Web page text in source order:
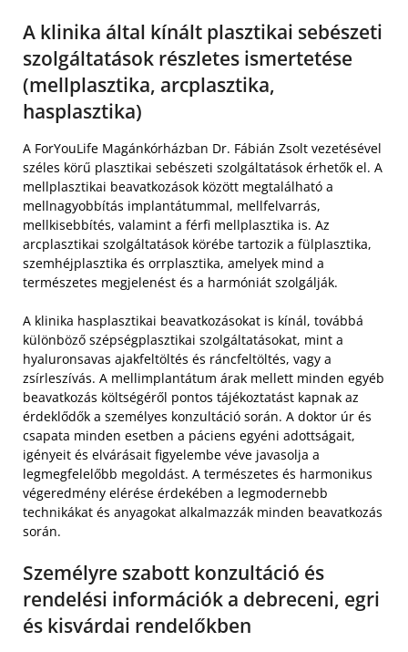
A klinika által kínált plasztikai sebészeti
szolgáltatások részletes ismertetése
(mellplasztika, arcplasztika,
hasplasztika)
A ForYouLife Magánkórházban Dr. Fábián Zsolt vezetésével
széles körű plasztikai sebészeti szolgáltatások érhetők el. A
mellplasztikai beavatkozások között megtalálható a
mellnagyobbítás implantátummal, mellfelvarrás,
mellkisebbítés, valamint a férfi mellplasztika is. Az
arcplasztikai szolgáltatások körébe tartozik a fülplasztika,
szemhéjplasztika és orrplasztika, amelyek mind a
természetes megjelenést és a harmóniát szolgálják.
A klinika hasplasztikai beavatkozásokat is kínál, továbbá
különböző szépségplasztikai szolgáltatásokat, mint a
hyaluronsavas ajakfeltöltés és ráncfeltöltés, vagy a
zsírleszívás. A mellimplantátum árak mellett minden egyéb
beavatkozás költségéről pontos tájékoztatást kapnak az
érdeklődők a személyes konzultáció során. A doktor úr és
csapata minden esetben a páciens egyéni adottságait,
igényeit és elvárásait figyelembe véve javasolja a
legmegfelelőbb megoldást. A természetes és harmonikus
végeredmény elérése érdekében a legmodernebb
technikákat és anyagokat alkalmazzák minden beavatkozás
során.
Személyre szabott konzultáció és
rendelési információk a debreceni, egri
és kisvárdai rendelőkben